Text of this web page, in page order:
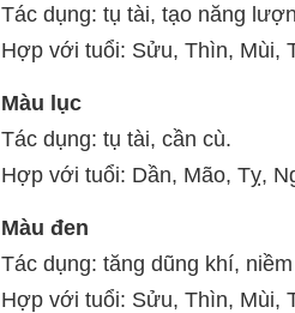
Tác dụng: tụ tài, tạo năng
Hợp với tuổi: Sửu, Thìn, Mùi,
Màu lục
Tác dụng: tụ tài, cần cù.
Hợp với tuổi: Dần, Mão, Tỵ,
Màu đen
Tác dụng: tăng dũng khí,
Hợp với tuổi: Sửu, Thìn, Mùi,